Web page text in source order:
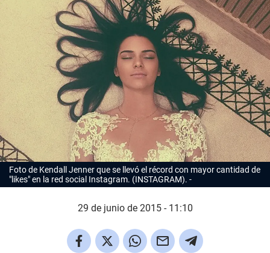
Foto de Kendall Jenner que se llevó el récord con mayor cantidad de
"likes" en la red social Instagram. (INSTAGRAM).
29 de junio de 2015 - 11:10